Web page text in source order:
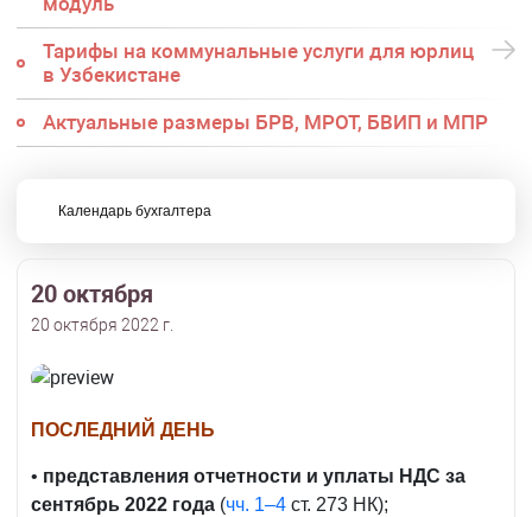
Тарифы на коммунальные услуги для юрлиц
в Узбекистане
Актуальные размеры БРВ, МРОТ, БВИП и МПР
Календарь бухгалтера
20 октября
20 октября 2022 г.
ПОСЛЕДНИЙ ДЕНЬ
• представления отчетности и уплаты НДС за
сентябрь 2022 года (чч. 1–4 ст. 273 НК);